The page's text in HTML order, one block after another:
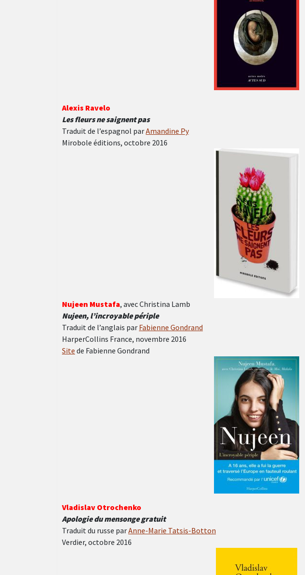
Alexis Ravelo
Les fleurs ne saignent pas
Traduit de l’espagnol parAmandine Py
Mirobole éditions, octobre 2016
Nujeen Mustafa, avec Christina Lamb
Nujeen, l’incroyable périple
Traduit de l’anglais par Fabienne Gondrand
HarperCollins France, novembre 2016
Site de Fabienne Gondrand
Vladislav Otrochenko
Apologie du mensonge gratuit
Traduit du russe parAnne-Marie Tatsis-Botton
Verdier, octobre 2016